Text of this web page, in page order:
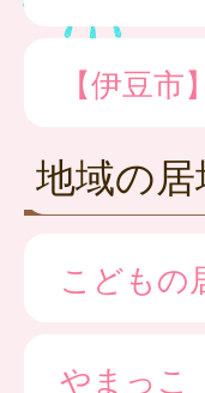
【伊豆
地域の
こどもの
やまっこ